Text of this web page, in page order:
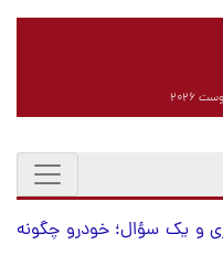
و یک سؤال؛ خودرو چگونه